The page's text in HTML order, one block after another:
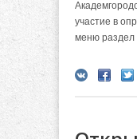
участие в
меню раздел